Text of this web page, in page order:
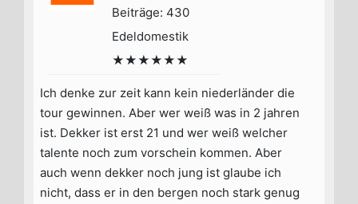
Beiträge: 430
Edeldomestik
★★★★★★
Ich denke zur zeit kann kein niederländer die
tour gewinnen. Aber wer weiß was in 2 jahren
ist. Dekker ist erst 21 und wer weiß welcher
talente noch zum vorschein kommen. Aber
auch wenn dekker noch jung ist glaube ich
nicht, dass er in den bergen noch stark genug